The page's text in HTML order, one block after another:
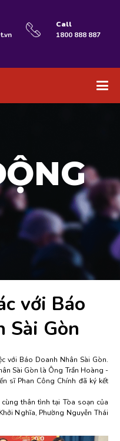
Call
1800 888 887
với Báo
Sài Gòn
với Báo Doanh Nhân Sài Gòn.
Sài Gòn là Ông Trần Hoàng -
sĩ Phan Công Chính đã ký kết
thân tình tại Tòa soạn của
Nghĩa, Phường Nguyễn Thái